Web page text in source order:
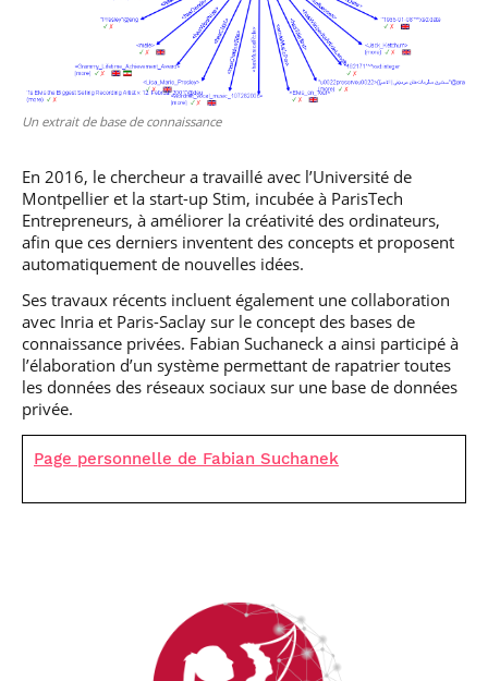
Un extrait de base de connaissance
En 2016, le chercheur a travaillé avec l’Université de
Montpellier et la start-up Stim, incubée à ParisTech
Entrepreneurs, à améliorer la créativité des ordinateurs,
afin que ces derniers inventent des concepts et proposent
automatiquement de nouvelles idées.
Ses travaux récents incluent également une collaboration
avec Inria et Paris-Saclay sur le concept des bases de
connaissance privées. Fabian Suchaneck a ainsi participé à
l’élaboration d’un système permettant de rapatrier toutes
les données des réseaux sociaux sur une base de données
privée.
Page personnelle de Fabian Suchanek